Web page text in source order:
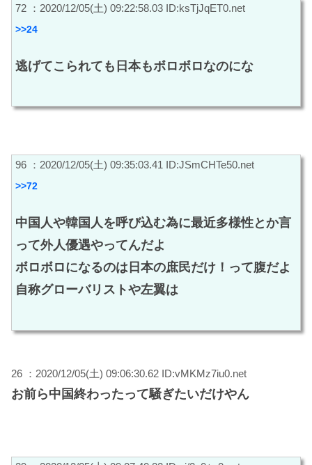
72 ：2020/12/05(土) 09:22:58.03 ID:ksTjJqET0.net
>>24
逃げてこられても日本もボロボロなのにな
96 ：2020/12/05(土) 09:35:03.41 ID:JSmCHTe50.net
>>72
中国人や韓国人を呼び込む為に最近多様性とか言
って外人優遇やってんだよ
ボロボロになるのは日本の庶民だけ！って腹だよ
自称グローバリストや左翼は
26 ：2020/12/05(土) 09:06:30.62 ID:vMKMz7iu0.net
お前ら中国終わったって騒ぎたいだけやん